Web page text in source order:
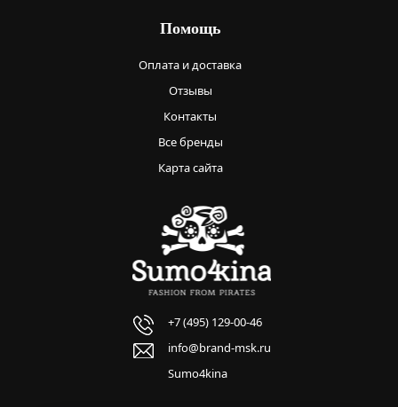
Помощь
Оплата и доставка
Отзывы
Контакты
Все бренды
Карта сайта
+7 (495) 129-00-46
info@brand-msk.ru
Sumo4kina